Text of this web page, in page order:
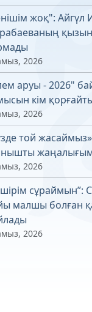
жоқ": Айгүл
2026
аруы - 2026"
кім
2026
той
2026
сұраймын”:
малшы болған
2026